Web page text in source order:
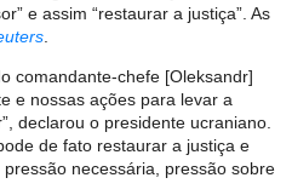
e assim “restaurar a justiça”. As
comandante-chefe [Oleksandr]
e nossas ações para levar a
declarou o presidente ucraniano.
de fato restaurar a justiça e
necessária, pressão sobre